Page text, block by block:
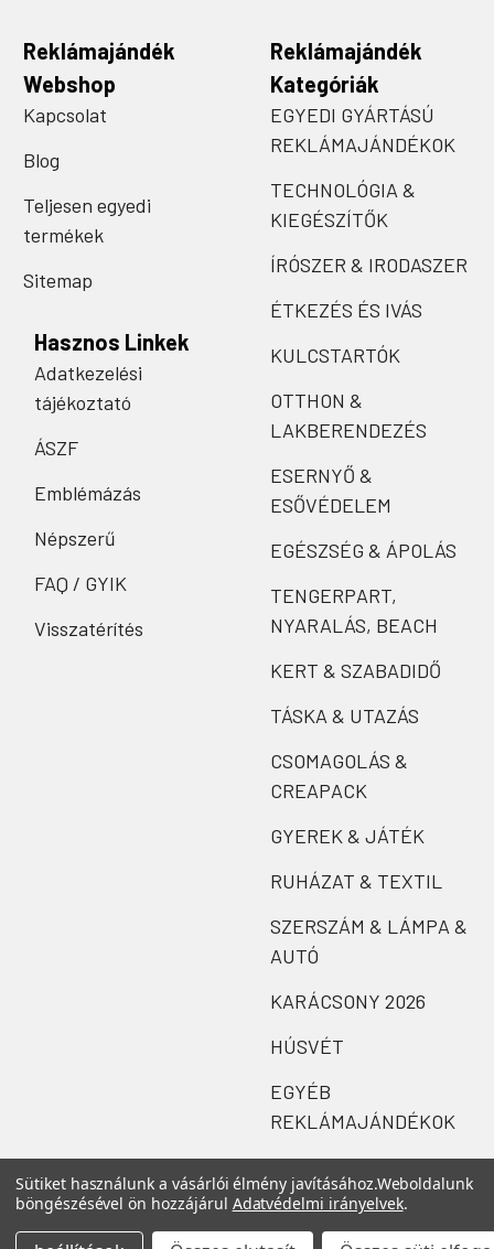
Reklámajándék
Webshop
Kapcsolat
Blog
Teljesen egyedi
termékek
Sitemap
Hasznos Linkek
Adatkezelési
tájékoztató
ÁSZF
Emblémázás
Népszerű
FAQ / GYIK
Visszatérítés
Reklámajándék
Kategóriák
EGYEDI GYÁRTÁSÚ
REKLÁMAJÁNDÉKOK
TECHNOLÓGIA &
KIEGÉSZÍTŐK
ÍRÓSZER & IRODASZER
ÉTKEZÉS ÉS IVÁS
KULCSTARTÓK
OTTHON &
LAKBERENDEZÉS
ESERNYŐ &
ESŐVÉDELEM
EGÉSZSÉG & ÁPOLÁS
TENGERPART,
NYARALÁS, BEACH
KERT & SZABADIDŐ
TÁSKA & UTAZÁS
CSOMAGOLÁS &
CREAPACK
GYEREK & JÁTÉK
RUHÁZAT & TEXTIL
SZERSZÁM & LÁMPA &
AUTÓ
KARÁCSONY 2026
HÚSVÉT
EGYÉB
REKLÁMAJÁNDÉKOK
Sütiket használunk a vásárlói élmény javításához.Weboldalunk
böngészésével ön hozzájárul Adatvédelmi irányelvek.